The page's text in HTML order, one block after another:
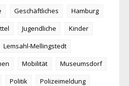
Geschäftliches
Hamburg
Jugendliche
Kinder
Lemsahl-Mellingstedt
Mobilität
Museumsdorf
Politik
Polizeimeldung